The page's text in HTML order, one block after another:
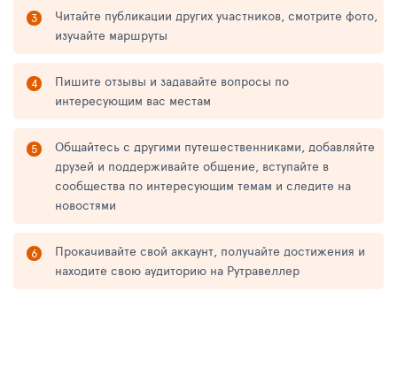
Читайте публикации других участников, смотрите фото,
изучайте маршруты
Пишите отзывы и задавайте вопросы по
интересующим вас местам
Общайтесь с другими путешественниками, добавляйте
друзей и поддерживайте общение, вступайте в
сообщества по интересующим темам и следите на
новостями
Прокачивайте свой аккаунт, получайте достижения и
находите свою аудиторию на Рутравеллер